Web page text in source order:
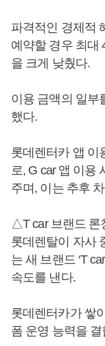
파격적인 경제적
예약할 경우 최대
을 크게 낮췄다.
이용 금액의 일부
했다.
롯데렌터카 앱 이
로, G car 앱 이용
주며, 이는 추후
△T car 브랜드 론
롯데렌탈이 자사
는 새 브랜드 ‘T
속도를 낸다.
롯데렌터카가 쌓
폼 운영 능력을